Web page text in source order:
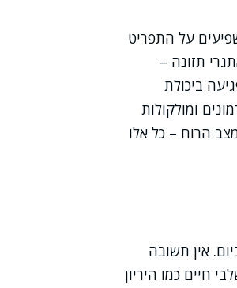
על התפריט
תזונה –
ביכולת
ומולקולות
הרוח – כל אלו
אין תשובה
חיים כמו היריון